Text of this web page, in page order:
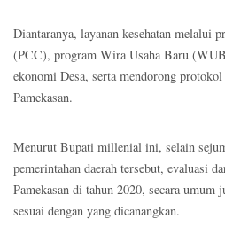
Diantaranya, layanan kesehatan melalui
(PCC), program Wira Usaha Baru
ekonomi Desa, serta mendorong
Pamekasan.
Menurut Bupati millenial ini, selain
pemerintahan daerah tersebut, evaluasi
Pamekasan di tahun 2020, secara umum
sesuai dengan yang dicanangkan.